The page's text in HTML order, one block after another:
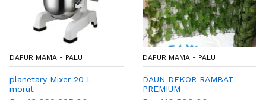
DAPUR MAMA - PALU
planetary Mixer 20 L
morut
DAPUR MAMA - PALU
DAUN DEKOR RAMBAT
PREMIUM